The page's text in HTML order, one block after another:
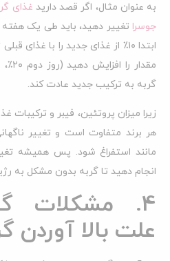
به عنوان مثال، اگر قصد دارید غذای
جوسرا
ابتدا ۱۰٪ از غذای جدید را با
گربه به ترکیب جدید عادت کند.
زیرا میزان پروتئین، فیبر و ترکیبات
هر برند متفاوت است و تغییر
مانند استفراغ شود. پس همیشه
انجام دهید تا گربه بدون مشکل به
4. مشکلات
علت بالا آوردن